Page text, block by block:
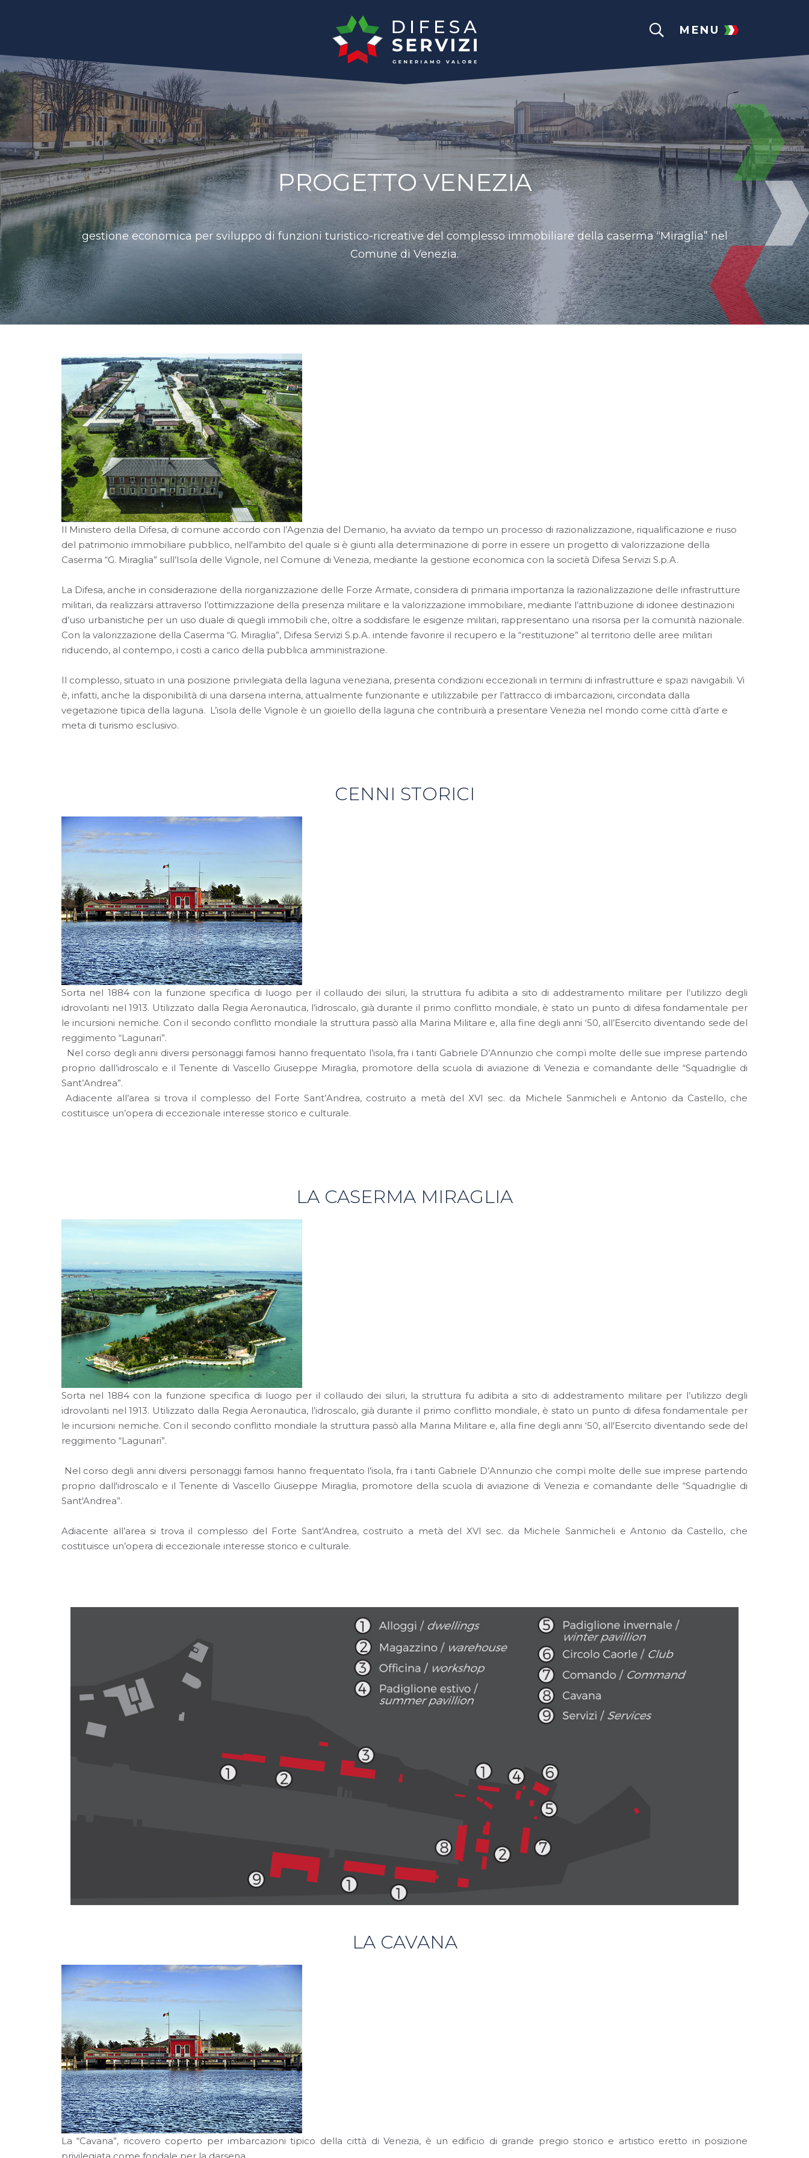
MENU
Turistico Ricettive - Senior Housing Progetto Venezia
PROGETTO VENEZIA
gestione economica per sviluppo di funzioni turistico-ricreative del complesso immobiliaredella caserma “Miraglia” nel
Comune di Venezia.
Il Ministero della Difesa, di comune accordo con l’Agenzia del Demanio, ha avviato da tempo un processo di razionalizzazione, riqualificazione e riuso
del patrimonio immobiliare pubblico, nell'ambito del quale si è giunti alla determinazione di porre in essere un progetto di valorizzazione della
Caserma “G. Miraglia” sull’Isola delle Vignole, nel Comune di Venezia, mediante la gestione economica con la società Difesa Servizi S.p.A.
La Difesa, anche in considerazione della riorganizzazione delle Forze Armate, considera di primaria importanza la razionalizzazione delle infrastrutture
militari, da realizzarsi attraverso l’ottimizzazione della presenza militare e la valorizzazione immobiliare, mediante l’attribuzione di idonee destinazioni
d’uso urbanistiche per un uso duale di quegli immobili che, oltre a soddisfare le esigenze militari, rappresentano una risorsa per la comunità nazionale.
Con la valorizzazione della Caserma “G. Miraglia”, Difesa Servizi S.p.A. intende favorire il recupero e la “restituzione” al territorio delle aree militari
riducendo, al contempo, i costi a carico della pubblica amministrazione.
Il complesso, situato in una posizione privilegiata della laguna veneziana, presenta condizioni eccezionali in termini di infrastrutture e spazi navigabili. Vi
è, infatti, anche la disponibilità di una darsena interna, attualmente funzionante e utilizzabile per l’attracco di imbarcazioni, circondata dalla
vegetazione tipica della laguna. L’isola delle Vignole è un gioiello della laguna che contribuirà a presentare Venezia nel mondo come città d’arte e
meta di turismo esclusivo.
CENNI STORICI
Sorta nel 1884 con la funzione specifica di luogo per il collaudo dei siluri, la struttura fu adibita a sito di addestramento militare per l’utilizzo degli
idrovolanti nel 1913. Utilizzato dalla Regia Aeronautica, l’idroscalo, già durante il primo conflitto mondiale, è stato un punto di difesa fondamentale per
le incursioni nemiche. Con il secondo conflitto mondiale la struttura passò alla Marina Militare e, alla fine degli anni ‘50, all’Esercito diventando sede del
reggimento “Lagunari”.
Nel corso degli anni diversi personaggi famosi hanno frequentato l’isola, fra i tanti Gabriele D’Annunzio che compì molte delle sue imprese partendo
proprio dall’idroscalo e il Tenente di Vascello Giuseppe Miraglia, promotore della scuola di aviazione di Venezia e comandante delle “Squadriglie di
Sant’Andrea”.
Adiacente all’area si trova il complesso del Forte Sant’Andrea, costruito a metà del XVI sec. da Michele Sanmicheli e Antonio da Castello, che
costituisce un’opera di eccezionale interesse storico e culturale.
LA CASERMA MIRAGLIA
Sorta nel 1884 con la funzione specifica di luogo per il collaudo dei siluri, la struttura fu adibita a sito di addestramento militare per l’utilizzo degli
idrovolanti nel 1913. Utilizzato dalla Regia Aeronautica, l’idroscalo, già durante il primo conflitto mondiale, è stato un punto di difesa fondamentale per
le incursioni nemiche. Con il secondo conflitto mondiale la struttura passò alla Marina Militare e, alla fine degli anni ‘50, all'Esercito diventando sede del
reggimento “Lagunari”.
Nel corso degli anni diversi personaggi famosi hanno frequentato l’isola, fra i tanti Gabriele D’Annunzio che compì molte delle sue imprese partendo
proprio dall'idroscalo e il Tenente di Vascello Giuseppe Miraglia, promotore della scuola di aviazione di Venezia e comandante delle “Squadriglie di
Sant'Andrea”.
Adiacente all’area si trova il complesso del Forte Sant'Andrea, costruito a metà del XVI sec. da Michele Sanmicheli e Antonio da Castello, che
costituisce un’opera di eccezionale interesse storico e culturale.
LA CAVANA
La “Cavana”, ricovero coperto per imbarcazioni tipico della città di Venezia, è un edificio di grande pregio storico e artistico eretto in posizione
privilegiata come fondale per la darsena.